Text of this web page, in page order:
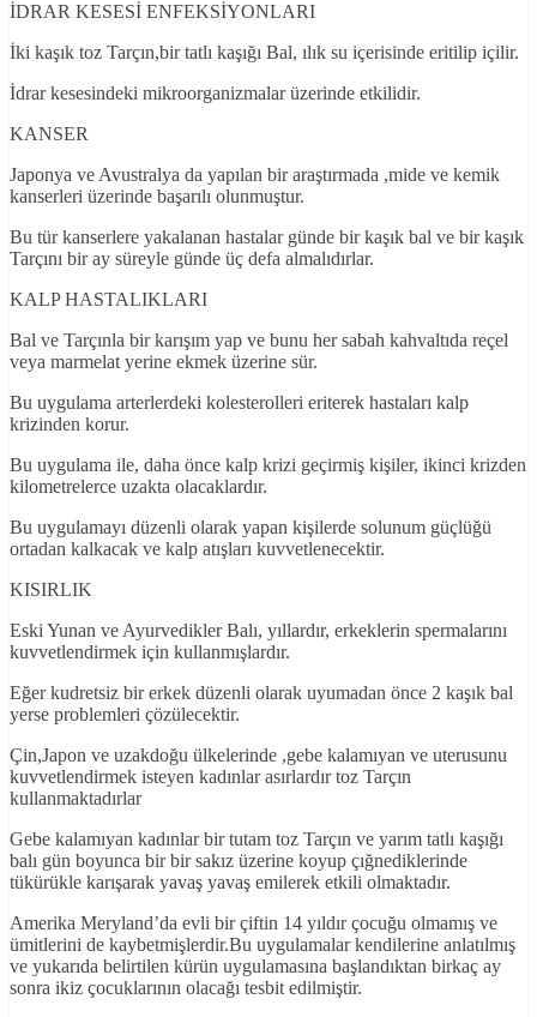
İDRAR KESESİ ENFEKSİYONLARI
İki kaşık toz Tarçın,bir tatlı kaşığı Bal, ılık su içerisinde eritilip içilir.
İdrar kesesindeki mikroorganizmalar üzerinde etkilidir.
KANSER
Japonya ve Avustralya da yapılan bir araştırmada ,mide ve kemik
kanserleri üzerinde başarılı olunmuştur.
Bu tür kanserlere yakalanan hastalar günde bir kaşık bal ve bir kaşık
Tarçını bir ay süreyle günde üç defa almalıdırlar.
KALP HASTALIKLARI
Bal ve Tarçınla bir karışım yap ve bunu her sabah kahvaltıda reçel
veya marmelat yerine ekmek üzerine sür.
Bu uygulama arterlerdeki kolesterolleri eriterek hastaları kalp
krizinden korur.
Bu uygulama ile, daha önce kalp krizi geçirmiş kişiler, ikinci krizden
kilometrelerce uzakta olacaklardır.
Bu uygulamayı düzenli olarak yapan kişilerde solunum güçlüğü
ortadan kalkacak ve kalp atışları kuvvetlenecektir.
KISIRLIK
Eski Yunan ve Ayurvedikler Balı, yıllardır, erkeklerin spermalarını
kuvvetlendirmek için kullanmışlardır.
Eğer kudretsiz bir erkek düzenli olarak uyumadan önce 2 kaşık bal
yerse problemleri çözülecektir.
Çin,Japon ve uzakdoğu ülkelerinde ,gebe kalamıyan ve uterusunu
kuvvetlendirmek isteyen kadınlar asırlardır toz Tarçın
kullanmaktadırlar
Gebe kalamıyan kadınlar bir tutam toz Tarçın ve yarım tatlı kaşığı
balı gün boyunca bir bir sakız üzerine koyup çığnediklerinde
tükürükle karışarak yavaş yavaş emilerek etkili olmaktadır.
Amerika Meryland’da evli bir çiftin 14 yıldır çocuğu olmamış ve
ümitlerini de kaybetmişlerdir.Bu uygulamalar kendilerine anlatılmış
ve yukarıda belirtilen kürün uygulamasına başlandıktan birkaç ay
sonra ikiz çocuklarının olacağı tesbit edilmiştir.